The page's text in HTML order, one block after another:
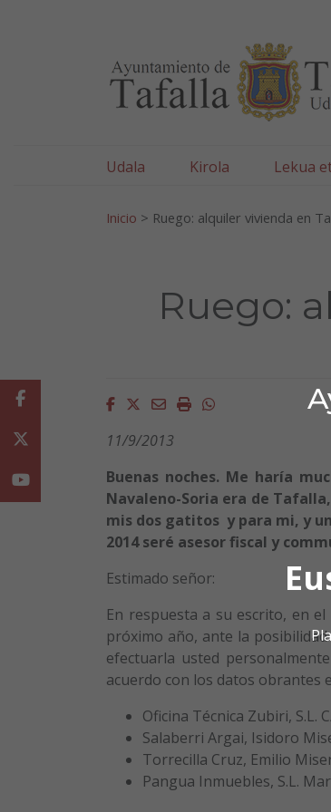
Udala Kirola Lekua
Inicio > Ruego: alquiler vivienda en
Ruego:
Facebook
Twitter
EmailImprimirWhatsapp
11/9/2013
Buenas noches. Me haría
Navaleno-Soria era de
mis dos gatitos y para mi, y
2014 seré asesor fiscal y
Estimado señor:
En respuesta a su escrito, en
próximo año, ante la
efectuarla usted
acuerdo con los datos obrantes
Oficina Técnica Zubiri, S.L.
Salaberri Argai, Isidoro
Torrecilla Cruz, Emilio
Pangua Inmuebles, S.L.
Facebook
Youtube